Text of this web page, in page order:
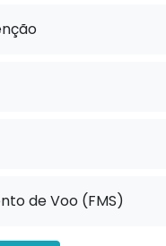
de Voo (FMS)